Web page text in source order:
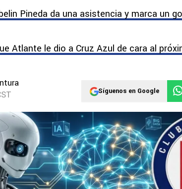
Pineda da una asistencia y marca un
Atlante le dio a Cruz Azul de cara al
Síguenos en Google